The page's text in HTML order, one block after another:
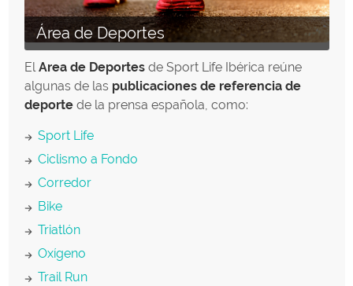
Área de Deportes
ElArea de Deportesde Sport Life Ibérica reúne
algunas de las publicaciones de referencia de
deportede la prensa española, como:
Sport Life
Ciclismo a Fondo
Corredor
Bike
Triatlón
Oxígeno
Trail Run